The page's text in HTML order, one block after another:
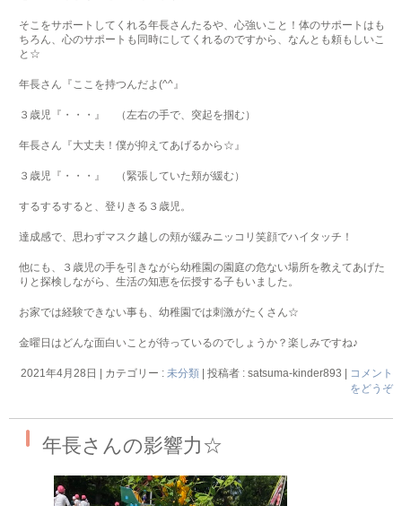
そこをサポートしてくれる年長さんたるや、心強いこと！体のサポートはも
ちろん、心のサポートも同時にしてくれるのですから、なんとも頼もしいこ
と☆
年長さん『ここを持つんだよ(^^』
３歳児『・・・』 （左右の手で、突起を掴む）
年長さん『大丈夫！僕が抑えてあげるから☆』
３歳児『・・・』 （緊張していた頬が緩む）
するするすると、登りきる３歳児。
達成感で、思わずマスク越しの頬が緩みニッコリ笑顔でハイタッチ！
他にも、３歳児の手を引きながら幼稚園の園庭の危ない場所を教えてあげた
りと探検しながら、生活の知恵を伝授する子もいました。
お家では経験できない事も、幼稚園では刺激がたくさん☆
金曜日はどんな面白いことが待っているのでしょうか？楽しみですね♪
2021年4月28日 カテゴリー : 未分類 投稿者 : satsuma-kinder893
コメント
をどうぞ
年長さんの影響力☆